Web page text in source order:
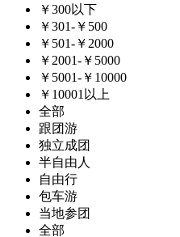
￥300以下
￥301-￥500
￥501-￥2000
￥2001-￥5000
￥5001-￥10000
￥10001以上
全部
跟团游
独立成团
半自由人
自由行
包车游
当地参团
全部